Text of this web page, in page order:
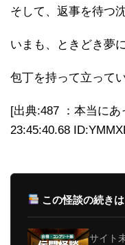
そして、返事を待つ沈
いまも、ときどき夢に
包丁を持って立って
[出典:487 ：本当に
23:45:40.68
この怪談の続き
サイト